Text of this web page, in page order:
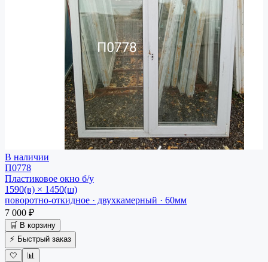
В наличии
П0778
Пластиковое окно б/у
1590(в) × 1450(ш)
поворотно-откидное · двухкамерный · 60мм
7 000 ₽
🛒 В корзину
⚡ Быстрый заказ
🤍
📊